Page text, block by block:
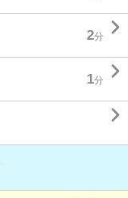
2分 
1分 
